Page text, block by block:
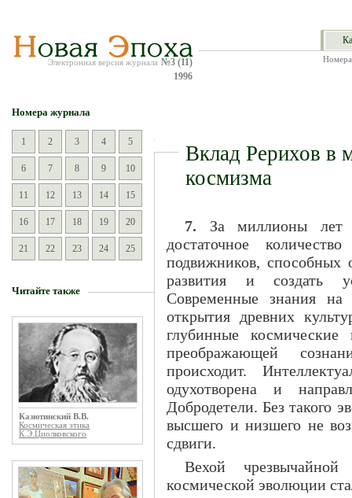
Электронная версия журнала №3 (11)
1996
Номера журнала
1 2 3 4 5
6 7 8 9 10
11 12 13 14 15
16 17 18 19 20
21 22 23 24 25
Читайте также
Казютинский В.В.
Космическая этика
К.Э.Циолковского
Вклад Рерихов в
космизма
7. За миллионы лет
достаточное
подвижников, способных
развития и создать
Современные знания на
открытия древних
глубинные
преображающей
происходит.
одухотворена и
Добродетели. Без такого
высшего и низшего не
сдвиги.
Вехой
космической эволюции